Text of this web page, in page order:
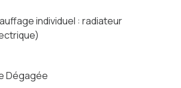
individuel : radiateur
Dégagée